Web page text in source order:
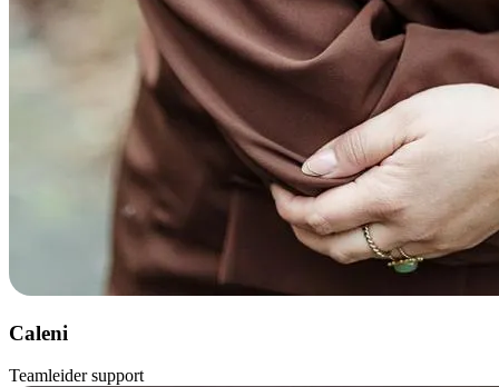
Caleni
Teamleider support